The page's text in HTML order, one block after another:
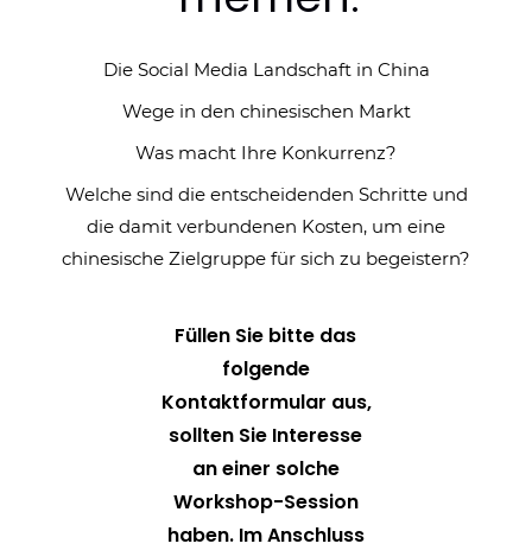
Die Social Media Landschaft in China
Wege in den chinesischen Markt
Was macht Ihre Konkurrenz?
Welche sind die entscheidenden Schritte und
die damit verbundenen Kosten, um eine
chinesische Zielgruppe für sich zu begeistern?
Füllen Sie bitte das
folgende
Kontaktformular aus,
sollten Sie Interesse
an einer solche
Workshop-Session
haben. Im Anschluss